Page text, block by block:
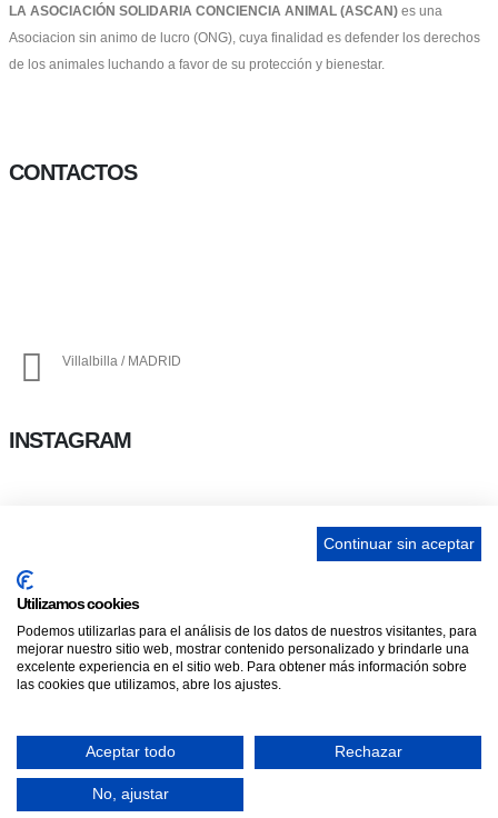
LA ASOCIACIÓN SOLIDARIA CONCIENCIA ANIMAL (ASCAN) es una
Asociacion sin animo de lucro (ONG), cuya finalidad es defender los derechos
de los animales luchando a favor de su protección y bienestar.
CONTACTOS
Villalbilla / MADRID
INSTAGRAM
Contacta
Política de Privacidad
Aviso Legal
ASCAN. © 2022. Todos los derechos reservados. Desarrollado como donación
porIgor André Guerra.
Continuar sin aceptar
Utilizamos cookies
Podemos utilizarlas para el análisis de los datos de nuestros visitantes, para
mejorar nuestro sitio web, mostrar contenido personalizado y brindarle una
excelente experiencia en el sitio web. Para obtener más información sobre
las cookies que utilizamos, abre los ajustes.
Aceptar todo Rechazar
No, ajustar